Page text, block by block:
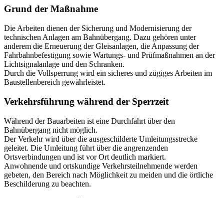
Grund der Maßnahme
Die Arbeiten dienen der Sicherung und Modernisierung der
technischen Anlagen am Bahnübergang. Dazu gehören unter
anderem die Erneuerung der Gleisanlagen, die Anpassung der
Fahrbahnbefestigung sowie Wartungs- und Prüfmaßnahmen an der
Lichtsignalanlage und den Schranken.
Durch die Vollsperrung wird ein sicheres und zügiges Arbeiten im
Baustellenbereich gewährleistet.
Verkehrsführung während der Sperrzeit
Während der Bauarbeiten ist eine Durchfahrt über den
Bahnübergang nicht möglich.
Der Verkehr wird über die ausgeschilderte Umleitungsstrecke
geleitet. Die Umleitung führt über die angrenzenden
Ortsverbindungen und ist vor Ort deutlich markiert.
Anwohnende und ortskundige Verkehrsteilnehmende werden
gebeten, den Bereich nach Möglichkeit zu meiden und die örtliche
Beschilderung zu beachten.